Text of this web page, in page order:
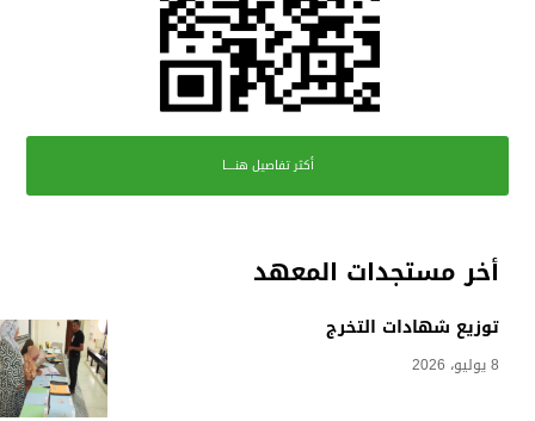
أخر مستجدات المعهد
توزيع شهادات التخرج
8 يوليو، 2026
أكثر تفاصيل هنــــا